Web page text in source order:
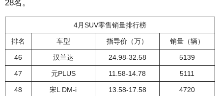
28名。
4月SUV零售销量排行榜
排名 车型 指导价（万） 销量（辆）
46 汉兰达 24.98-32.58 5139
47 元PLUS 11.58-14.78 5111
48 宋L DM-i 13.58-17.58 4720